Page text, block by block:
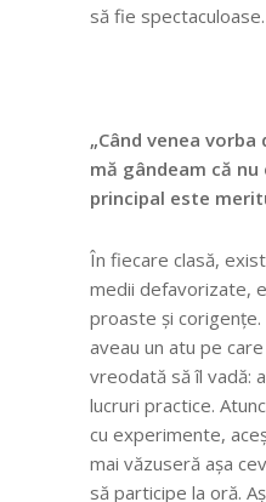
să fie spectaculoase.
„Când venea
mă gândeam că
principal este
În fiecare clasă,
medii defavorizate,
proaste și corigențe.
aveau un atu pe
vreodată să îl vadă:
lucruri practice.
cu experimente,
mai văzuseră așa
să participe la oră.